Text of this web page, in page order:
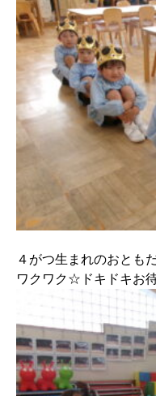
４がつ生まれのおとも
ワクワク☆ドキドキお